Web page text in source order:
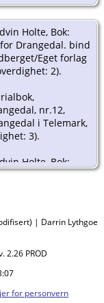
Holte, Bok:
Drangedal. bind
Eget forlag
2).
nr.12,
i Telemark,
3).
Holte, Bok:
Drangedal. bind
Holte, Bok:
Drangedal. bind
Eget
| Darrin Lythgoe
2.26 PROD
for personvern